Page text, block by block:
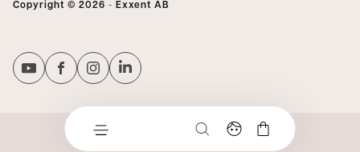
Copyright © 2026 - Exxent AB